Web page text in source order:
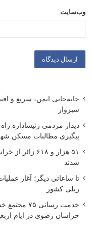
وب‌سایت
جابه‌جایی ایمن، سریع و
سبزوار
دیدار مردمی رئیساداره
پیگیری مطالبات مسکن
۵۱ هزار و
شدند
تا ساعاتی دیگر؛ آغاز
ریلی کشور
خراسان رضوی در ایام